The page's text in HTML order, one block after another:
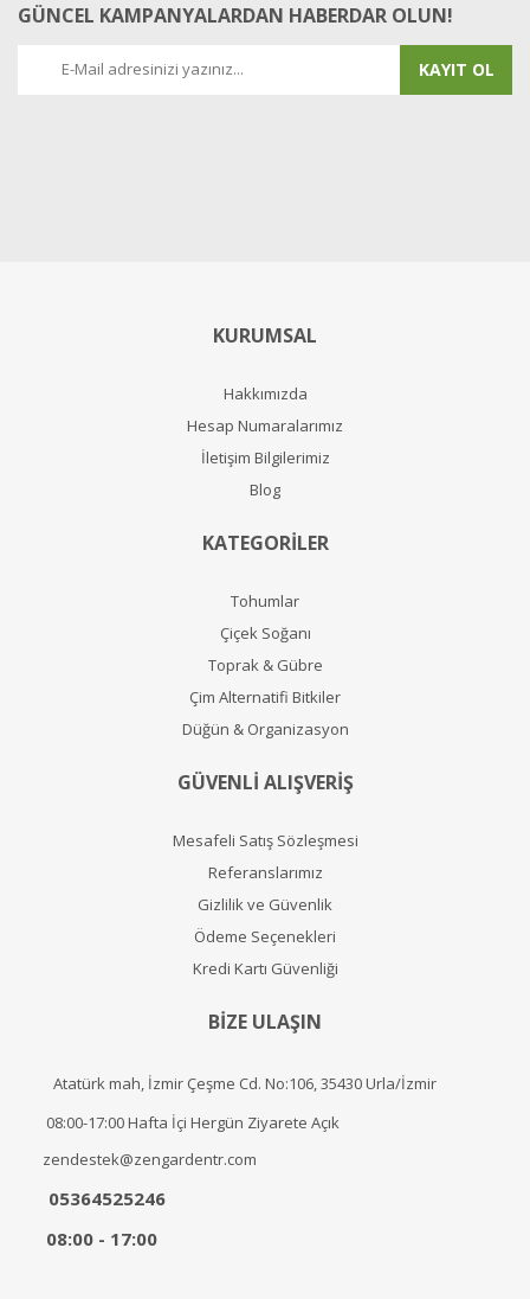
GÜNCEL KAMPANYALARDAN HABERDAR OLUN!
KAYIT OL
KURUMSAL
Hakkımızda
Hesap Numaralarımız
İletişim Bilgilerimiz
Blog
KATEGORİLER
Tohumlar
Çiçek Soğanı
Toprak & Gübre
Çim Alternatifi Bitkiler
Düğün & Organizasyon
GÜVENLİ ALIŞVERİŞ
Mesafeli Satış Sözleşmesi
Referanslarımız
Gizlilik ve Güvenlik
Ödeme Seçenekleri
Kredi Kartı Güvenliği
BİZE ULAŞIN
Atatürk mah, İzmir Çeşme Cd. No:106, 35430 Urla/İzmir
08:00-17:00 Hafta İçi Hergün Ziyarete Açık
zendestek@zengardentr.com
05364525246
08:00 - 17:00